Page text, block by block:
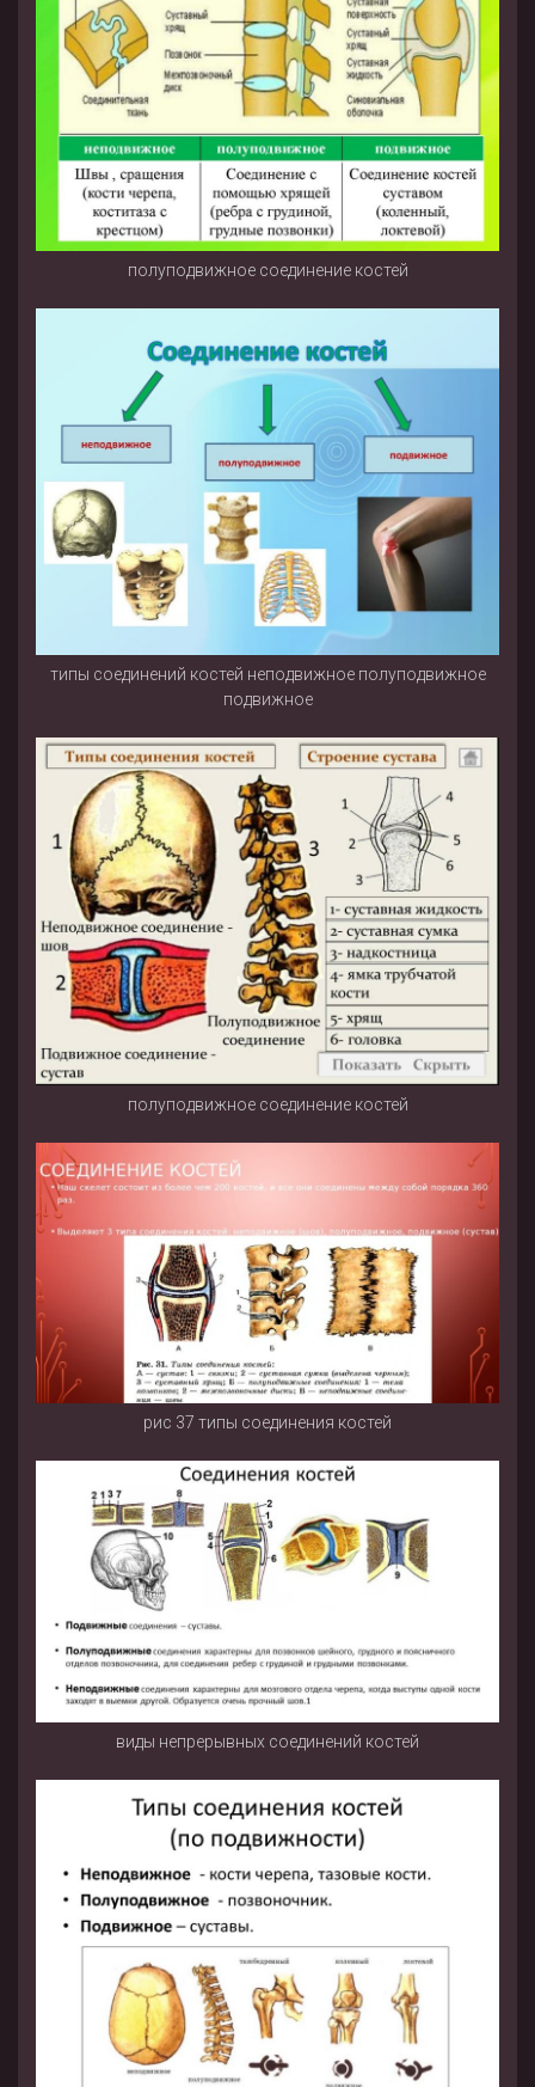
полуподвижное соединение костей
типы соединений костей неподвижное полуподвижное
подвижное
полуподвижное соединение костей
рис 37 типы соединения костей
виды непрерывных соединений костей